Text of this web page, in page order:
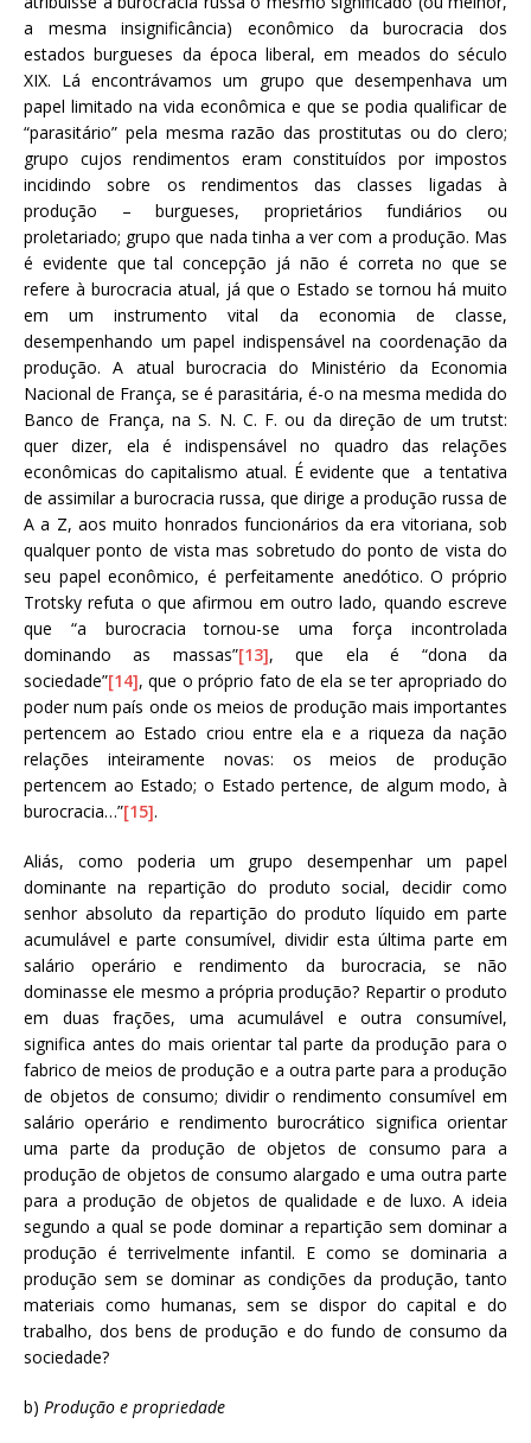
a mesma insignificância) econômico da burocracia dos
estados burgueses da época liberal, em meados do século
XIX. Lá encontrávamos um grupo que desempenhava um
papel limitado na vida econômica e que se podia qualificar de
“parasitário” pela mesma razão das prostitutas ou do clero;
grupo cujos rendimentos eram constituídos por impostos
incidindo sobre os rendimentos das classes ligadas à
produção – burgueses, proprietários fundiários ou
proletariado; grupo que nada tinha a ver com a produção. Mas
é evidente que tal concepção já não é correta no que se
refere à burocracia atual, já que o Estado se tornou há muito
em um instrumento vital da economia de classe,
desempenhando um papel indispensável na coordenação da
produção. A atual burocracia do Ministério da Economia
Nacional de França, se é parasitária, é-o na mesma medida do
Banco de França, na S. N. C. F. ou da direção de um trutst:
quer dizer, ela é indispensável no quadro das relações
econômicas do capitalismo atual. É evidente que a tentativa
de assimilar a burocracia russa, que dirige a produção russa de
A a Z, aos muito honrados funcionários da era vitoriana, sob
qualquer ponto de vista mas sobretudo do ponto de vista do
seu papel econômico, é perfeitamente anedótico. O próprio
Trotsky refuta o que afirmou em outro lado, quando escreve
que “a burocracia tornou-se uma força incontrolada
dominando as massas”[13], que ela é “dona da
sociedade”[14], que o próprio fato de ela se ter apropriado do
poder num país onde os meios de produção mais importantes
pertencem ao Estado criou entre ela e a riqueza da nação
relações inteiramente novas: os meios de produção
pertencem ao Estado; o Estado pertence, de algum modo, à
burocracia…”[15].
Aliás, como poderia um grupo desempenhar um papel
dominante na repartição do produto social, decidir como
senhor absoluto da repartição do produto líquido em parte
acumulável e parte consumível, dividir esta última parte em
salário operário e rendimento da burocracia, se não
dominasse ele mesmo a própria produção? Repartir o produto
em duas frações, uma acumulável e outra consumível,
significa antes do mais orientar tal parte da produção para o
fabrico de meios de produção e a outra parte para a produção
de objetos de consumo; dividir o rendimento consumível em
salário operário e rendimento burocrático significa orientar
uma parte da produção de objetos de consumo para a
produção de objetos de consumo alargado e uma outra parte
para a produção de objetos de qualidade e de luxo. A ideia
segundo a qual se pode dominar a repartição sem dominar a
produção é terrivelmente infantil. E como se dominaria a
produção sem se dominar as condições da produção, tanto
materiais como humanas, sem se dispor do capital e do
trabalho, dos bens de produção e do fundo de consumo da
sociedade?
b) Produção e propriedade